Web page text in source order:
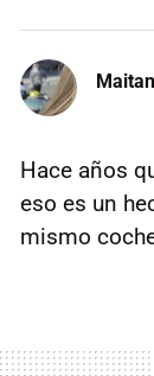
Hace años
eso es un
mismo